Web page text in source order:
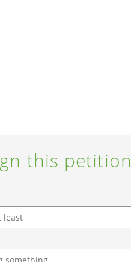
this petition